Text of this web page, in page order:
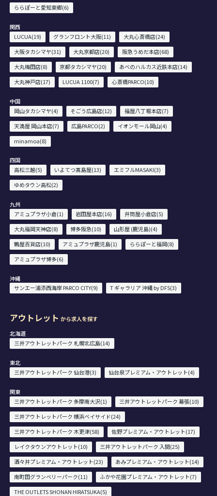
ららぽーと愛知東郷(6)
関西
LUCUA(19)
グランフロント大阪(11)
大丸心斎橋店(24)
大阪タカシマヤ(31)
大丸京都店(20)
阪急うめだ本店(68)
大丸梅田店(8)
京都タカシマヤ(20)
あべのハルカス近鉄本店(14)
大丸神戸店(17)
LUCUA 1100(7) 心斎橋PARCO(10)
中国
岡山タカシマヤ(4)
そごう広島店(12)
福屋八丁堀本店(7)
天満屋 岡山本店(7)
広島PARCO(2)
イオンモール岡山(4)
minamoa(8)
四国
高松三越(5)
いよてつ髙島屋(13)
エミフルMASAKI(3)
ゆめタウン高松(2)
九州
アミュプラザ小倉(1)
岩田屋本店(16)
井筒屋小倉店(5)
大丸福岡天神店(8)
博多阪急(10)
山形屋 (鹿児島)(4)
鶴屋百貨店(10)
アミュプラザ鹿児島(1)
ららぽーと福岡(8)
アミュプラザ博多(6)
沖縄
サンエー浦添西海岸 PARCO CITY(9)
T ギャラリア 沖縄 by DFS(3)
アウトレット から求人を探す
北海道
三井アウトレットパーク 札幌北広島(14)
東北
三井アウトレットパーク 仙台港(3)
仙台泉プレミアム・アウトレット(4)
関東
三井アウトレットパーク 多摩南大沢(1)
三井アウトレットパーク 幕張(10)
三井アウトレットパーク 横浜ベイサイド(24)
三井アウトレットパーク 木更津(58)
佐野プレミアム・アウトレット(17)
レイクタウンアウトレット(10)
三井アウトレットパーク 入間(25)
酒々井プレミアム・アウトレット(23)
あみプレミアム・アウトレット(14)
南町田グランベリーパーク(11)
ふかや花園プレミアム・アウトレット(7)
THE OUTLETS SHONAN HIRATSUKA(5)